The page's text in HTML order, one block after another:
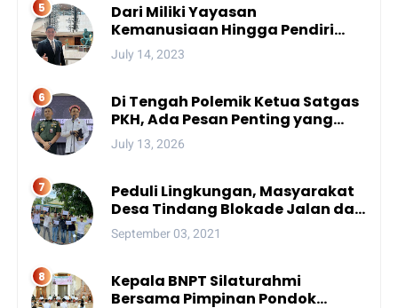
Dari Miliki Yayasan
Kemanusiaan Hingga Pendiri
Unhan, Begini Profil Bro Rivai
Putra Sulsel Yang Promosi
July 14, 2023
Di Tengah Polemik Ketua Satgas
PKH, Ada Pesan Penting yang
Ditegaskan ke Publik
July 13, 2026
Peduli Lingkungan, Masyarakat
Desa Tindang Blokade Jalan dan
Lokasi Tambang
September 03, 2021
Kepala BNPT Silaturahmi
Bersama Pimpinan Pondok